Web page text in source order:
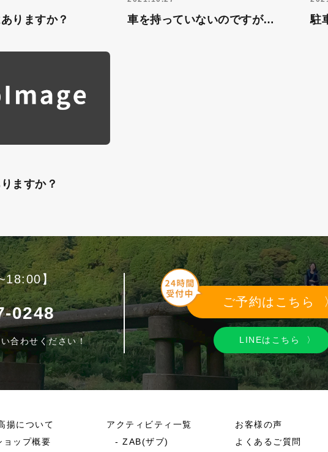
りますか？ 車を持っていないのですが… 駐
ますか？
】
0248
合わせください！
ご予約はこちら
LINEはこちら
揚について
ョップ概要
アクティビティ一覧
ZAB(ザブ)
お客様の声
よくあるご質問